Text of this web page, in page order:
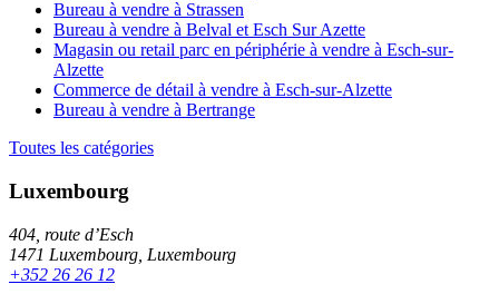
Bureau à vendre à Strassen
Bureau à vendre à Belval et Esch Sur Azette
Magasin ou retail parc en périphérie à vendre à Esch-sur-
Alzette
Commerce de détail à vendre à Esch-sur-Alzette
Bureau à vendre à Bertrange
Toutes les catégories
Luxembourg
404, route d’Esch
1471 Luxembourg, Luxembourg
+352 26 26 12